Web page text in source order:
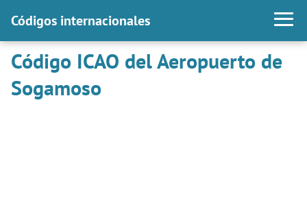
Códigos internacionales
Código ICAO del Aeropuerto de
Sogamoso